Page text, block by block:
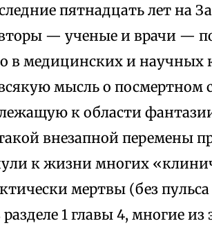
пятнадцать лет на
— ученые и врачи —
в медицинских и научных
мысль о посмертном
к области
внезапной перемены
к жизни многих
мертвы (без
1 главы 4, многие из